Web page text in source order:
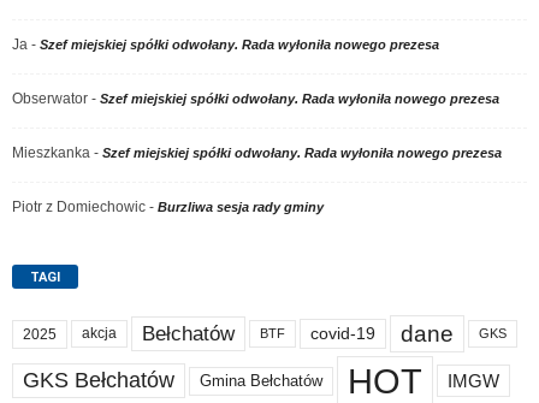
Ja - Szef miejskiej spółki odwołany. Rada wyłoniła nowego prezesa
Obserwator - Szef miejskiej spółki odwołany. Rada wyłoniła nowego prezesa
Mieszkanka - Szef miejskiej spółki odwołany. Rada wyłoniła nowego prezesa
Piotr z Domiechowic - Burzliwa sesja rady gminy
TAGI
2025 akcja Bełchatów BTF covid-19 dane GKS
GKS Bełchatów Gmina Bełchatów HOT IMGW